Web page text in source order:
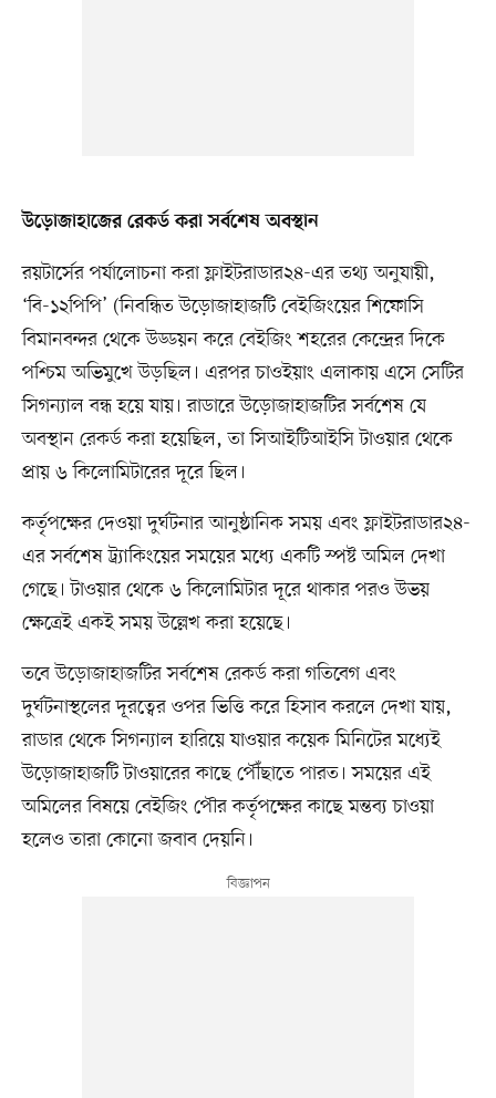
উড়োজাহাজের রেকর্ড করা সর্বশেষ অবস্থান
রয়টার্সের পর্যালোচনা করা ফ্লাইটরাডার২৪-এর তথ্য অনুযায়ী,
‘বি-১২পিপি’ (নিবন্ধিত উড়োজাহাজটি বেইজিংয়ের শিফোসি
বিমানবন্দর থেকে উড্ডয়ন করে বেইজিং শহরের কেন্দ্রের দিকে
পশ্চিম অভিমুখে উড়ছিল। এরপর চাওইয়াং এলাকায় এসে সেটির
সিগন্যাল বন্ধ হয়ে যায়। রাডারে উড়োজাহাজটির সর্বশেষ যে
অবস্থান রেকর্ড করা হয়েছিল, তা সিআইটিআইসি টাওয়ার থেকে
প্রায় ৬ কিলোমিটারের দূরে ছিল।
কর্তৃপক্ষের দেওয়া দুর্ঘটনার আনুষ্ঠানিক সময় এবং ফ্লাইটরাডার২৪-
এর সর্বশেষ ট্র্যাকিংয়ের সময়ের মধ্যে একটি স্পষ্ট অমিল দেখা
গেছে। টাওয়ার থেকে ৬ কিলোমিটার দূরে থাকার পরও উভয়
ক্ষেত্রেই একই সময় উল্লেখ করা হয়েছে।
তবে উড়োজাহাজটির সর্বশেষ রেকর্ড করা গতিবেগ এবং
দুর্ঘটনাস্থলের দূরত্বের ওপর ভিত্তি করে হিসাব করলে দেখা যায়,
রাডার থেকে সিগন্যাল হারিয়ে যাওয়ার কয়েক মিনিটের মধ্যেই
উড়োজাহাজটি টাওয়ারের কাছে পৌঁছাতে পারত। সময়ের এই
অমিলের বিষয়ে বেইজিং পৌর কর্তৃপক্ষের কাছে মন্তব্য চাওয়া
হলেও তারা কোনো জবাব দেয়নি।